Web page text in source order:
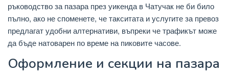
ръководство за пазара през уикенда в Чатучак не би било
пълно, ако не споменете, че такситата и услугите за превоз
предлагат удобни алтернативи, въпреки че трафикът може
да бъде натоварен по време на пиковите часове.
Оформление и секции на пазара